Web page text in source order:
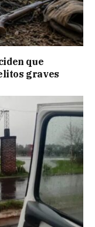
que
graves